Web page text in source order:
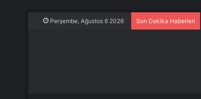
Perşembe, Ağustos 6 2026 Son Dakika Haberleri